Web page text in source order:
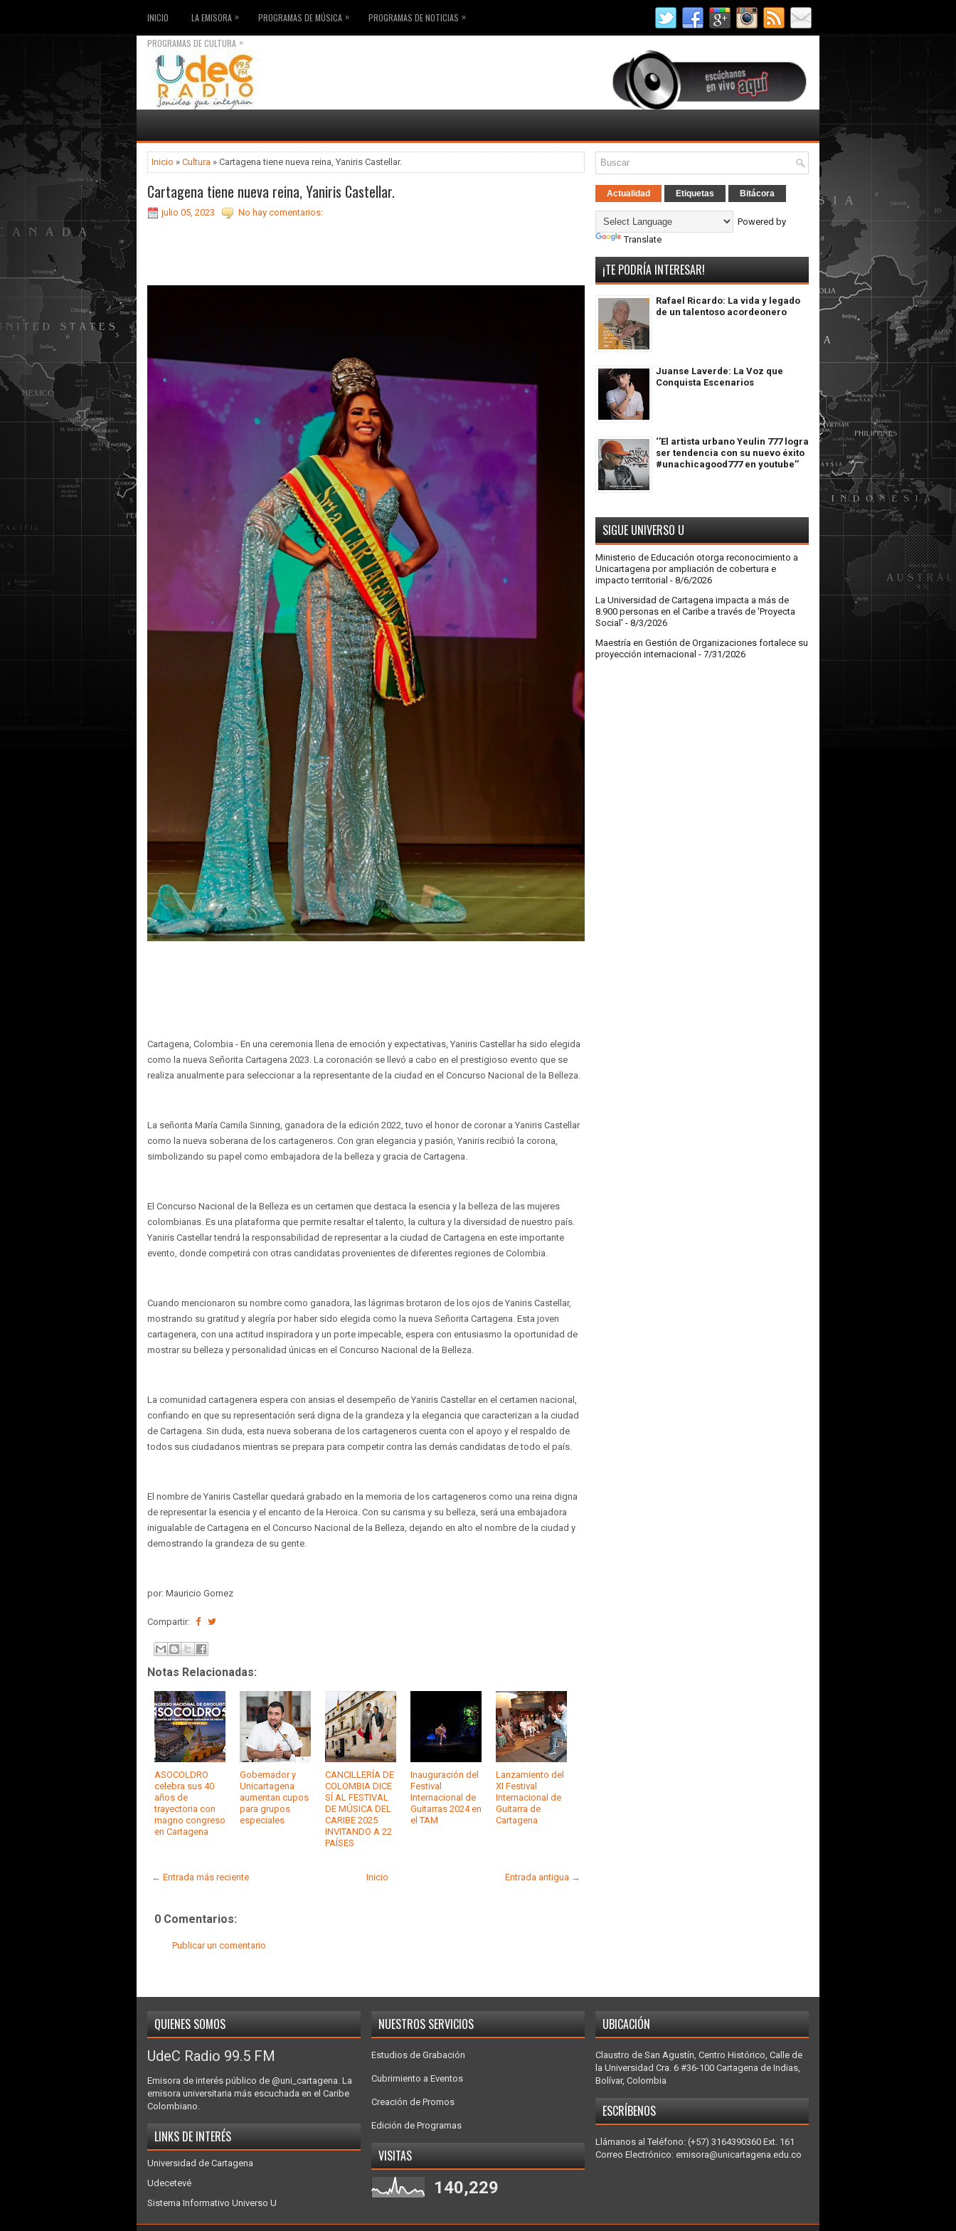
INICIO LA EMISORA » PROGRAMAS DE MÚSICA » PROGRAMAS DE NOTICIAS »
PROGRAMAS DE CULTURA »
Inicio » Cultura » Cartagena tiene nueva reina, Yaniris Castellar.
Cartagena tiene nueva reina, Yaniris Castellar.
julio 05, 2023 No hay comentarios:
Cartagena, Colombia - En una ceremonia llena de emoción y expectativas, Yaniris Castellar ha sido elegida
como la nueva Señorita Cartagena 2023. La coronación se llevó a cabo en el prestigioso evento que se
realiza anualmente para seleccionar a la representante de la ciudad en el Concurso Nacional de la Belleza.
La señorita María Camila Sinning, ganadora de la edición 2022, tuvo el honor de coronar a Yaniris Castellar
como la nueva soberana de los cartageneros. Con gran elegancia y pasión, Yaniris recibió la corona,
simbolizando su papel como embajadora de la belleza y gracia de Cartagena.
El Concurso Nacional de la Belleza es un certamen que destaca la esencia y la belleza de las mujeres
colombianas. Es una plataforma que permite resaltar el talento, la cultura y la diversidad de nuestro país.
Yaniris Castellar tendrá la responsabilidad de representar a la ciudad de Cartagena en este importante
evento, donde competirá con otras candidatas provenientes de diferentes regiones de Colombia.
Cuando mencionaron su nombre como ganadora, las lágrimas brotaron de los ojos de Yaniris Castellar,
mostrando su gratitud y alegría por haber sido elegida como la nueva Señorita Cartagena. Esta joven
cartagenera, con una actitud inspiradora y un porte impecable, espera con entusiasmo la oportunidad de
mostrar su belleza y personalidad únicas en el Concurso Nacional de la Belleza.
La comunidad cartagenera espera con ansias el desempeño de Yaniris Castellar en el certamen nacional,
confiando en que su representación será digna de la grandeza y la elegancia que caracterizan a la ciudad
de Cartagena. Sin duda, esta nueva soberana de los cartageneros cuenta con el apoyo y el respaldo de
todos sus ciudadanos mientras se prepara para competir contra las demás candidatas de todo el país.
El nombre de Yaniris Castellar quedará grabado en la memoria de los cartageneros como una reina digna
de representar la esencia y el encanto de la Heroica. Con su carisma y su belleza, será una embajadora
inigualable de Cartagena en el Concurso Nacional de la Belleza, dejando en alto el nombre de la ciudad y
demostrando la grandeza de su gente.
por: Mauricio Gomez
Compartir:
Notas Relacionadas:
ASOCOLDRO
celebra sus 40
años de
trayectoria con
magno congreso
en Cartagena
Gobernador y
Unicartagena
aumentan cupos
para grupos
especiales
CANCILLERÍA DE
COLOMBIA DICE
SÍ AL FESTIVAL
DE MÚSICA DEL
CARIBE 2025
INVITANDO A 22
PAÍSES
Inauguración del
Festival
Internacional de
Guitarras 2024 en
el TAM
Lanzamiento del
XI Festival
Internacional de
Guitarra de
Cartagena
← Entrada más reciente Entrada antigua →
Inicio
0 Comentarios:
Publicar un comentario
Actualidad Etiquetas Bitácora
Powered by
Translate
¡TE PODRÍA INTERESAR!
Rafael Ricardo: La vida y legado
de un talentoso acordeonero
Juanse Laverde: La Voz que
Conquista Escenarios
‘’El artista urbano Yeulin 777 logra
ser tendencia con su nuevo éxito
#unachicagood777 en youtube’’
SIGUE UNIVERSO U
Ministerio de Educación otorga reconocimiento a
Unicartagena por ampliación de cobertura e
impacto territorial - 8/6/2026
La Universidad de Cartagena impacta a más de
8.900 personas en el Caribe a través de 'Proyecta
Social' - 8/3/2026
Maestría en Gestión de Organizaciones fortalece su
proyección internacional - 7/31/2026
QUIENES SOMOS
UdeC Radio 99.5 FM
Emisora de interés público de @uni_cartagena. La
emisora universitaria más escuchada en el Caribe
Colombiano.
LINKS DE INTERÉS
Universidad de Cartagena
Udecetevé
Sistema Informativo Universo U
NUESTROS SERVICIOS
Estudios de Grabación
Cubrimiento a Eventos
Creación de Promos
Edición de Programas
VISITAS
140,229
UBICACIÓN
Claustro de San Agustín, Centro Histórico, Calle de
la Universidad Cra. 6 #36-100 Cartagena de Indias,
Bolívar, Colombia
ESCRÍBENOS
Llámanos al Teléfono: (+57) 3164390360 Ext. 161
Correo Electrónico: emisora@unicartagena.edu.co